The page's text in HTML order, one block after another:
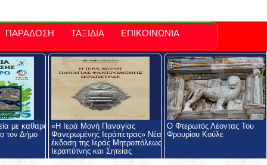
ΠΑΡΑΔΟΣΗ ΤΑΞΙΔΙΑ ΕΠΙΚΟΙΝΩΝΙΑ
με καθαρό
τον Δήμο
«Η Ιερά Μονή Παναγίας
Φανερωμένης Ιεράπετρας» Νέα
έκδοση της Ιεράς Μητροπόλεως
Ιεραπύτνης και Σητείας
Ο Φτερωτός Λέοντας Του
Φρουρίου Κούλε